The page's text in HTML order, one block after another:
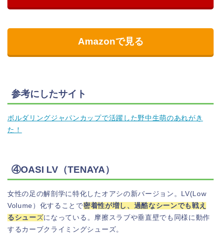
Amazonで見る
参考にしたサイト
ボルダリングジャパンカップで活躍した野中生萌のあれがき
た！
④OASI LV（TENAYA）
女性の足の解剖学に特化したオアシの新バージョン。LV(Low
Volume）化することで密着性が増し、過酷なシーンでも戦え
るシュー ズになっている。摩擦スラブや垂直壁でも同様に動作
するカーブクライミングシューズ。